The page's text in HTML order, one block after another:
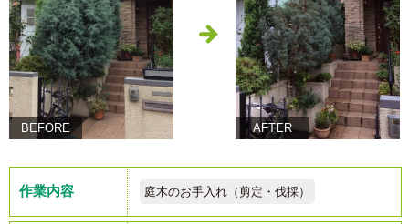
BEFORE AFTER
作業内容 庭木のお手入れ（剪定・伐採）